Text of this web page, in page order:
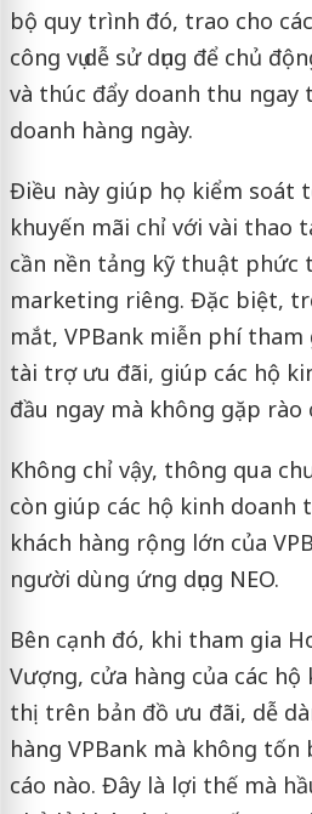
bộ quy trình đó, trao cho
công vụ dễ sử dụng để chủ
và thúc đẩy doanh thu
doanh hàng ngày.
Điều này giúp họ kiểm soát
khuyến mãi chỉ với vài thao
cần nền tảng kỹ thuật phức
marketing riêng. Đặc biệt,
mắt, VPBank miễn phí
tài trợ ưu đãi, giúp các hộ
đầu ngay mà không gặp rào
Không chỉ vậy, thông qua
còn giúp các hộ kinh doanh
khách hàng rộng lớn của
người dùng ứng dụng NEO.
Bên cạnh đó, khi tham gia
Vượng, cửa hàng của các
thị trên bản đồ ưu đãi, dễ
hàng VPBank mà không
cáo nào. Đây là lợi thế mà